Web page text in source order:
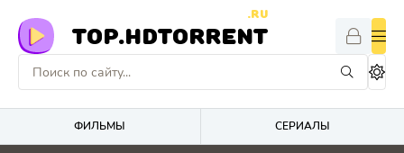
TOP.HDTORRENT
.RU
ФИЛЬМЫ СЕРИАЛЫ